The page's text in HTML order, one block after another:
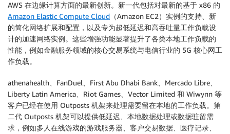
AWS 在边缘计算方面的最新创新。新一代包括对最新的基于 x86 的
Amazon Elastic Compute Cloud （Amazon EC2）实例的支持、新
的简化网络扩展和配置，以及专为超低延迟和高吞吐量工作负载设
计的加速网络实例。这些增强功能显著提升了各类本地工作负载的
性能，例如金融服务领域的核心交易系统与电信行业的 5G 核心网工
作负载。
athenahealth、FanDuel、First Abu Dhabi Bank、Mercado Libre、
Liberty Latin America、Riot Games、Vector Limited 和 Wiwynn 等
客户已经在使用 Outposts 机架来处理需要留在本地的工作负载。第
二代 Outposts 机架可以提供低延迟、本地数据处理或数据驻留需
求，例如多人在线游戏的游戏服务器、客户交易数据、医疗记录、